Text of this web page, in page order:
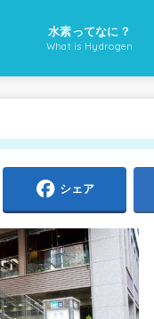
水素ってなに？
What is Hydrogen
シェア